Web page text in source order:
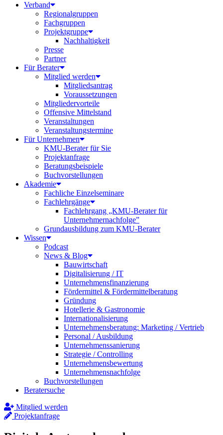
Verband
Regionalgruppen
Fachgruppen
Projektgruppe
Nachhaltigkeit
Presse
Partner
Für Berater
Mitglied werden
Mitgliedsantrag
Voraussetzungen
Mitgliedervorteile
Offensive Mittelstand
Veranstaltungen
Veranstaltungstermine
Für Unternehmen
KMU-Berater für Sie
Projektanfrage
Beratungsbeispiele
Buchvorstellungen
Akademie
Fachliche Einzelseminare
Fachlehrgänge
Fachlehrgang „KMU-Berater für
Unternehmernachfolge”
Grundausbildung zum KMU-Berater
Wissen
Podcast
News & Blog
Bauwirtschaft
Digitalisierung / IT
Unternehmensfinanzierung
Fördermittel & Fördermittelberatung
Gründung
Hotellerie & Gastronomie
Internationalisierung
Unternehmensberatung: Marketing / Vertrieb
Personal / Ausbildung
Unternehmenssanierung
Strategie / Controlling
Unternehmensbewertung
Unternehmensnachfolge
Buchvorstellungen
Beratersuche
Mitglied werden
Projektanfrage